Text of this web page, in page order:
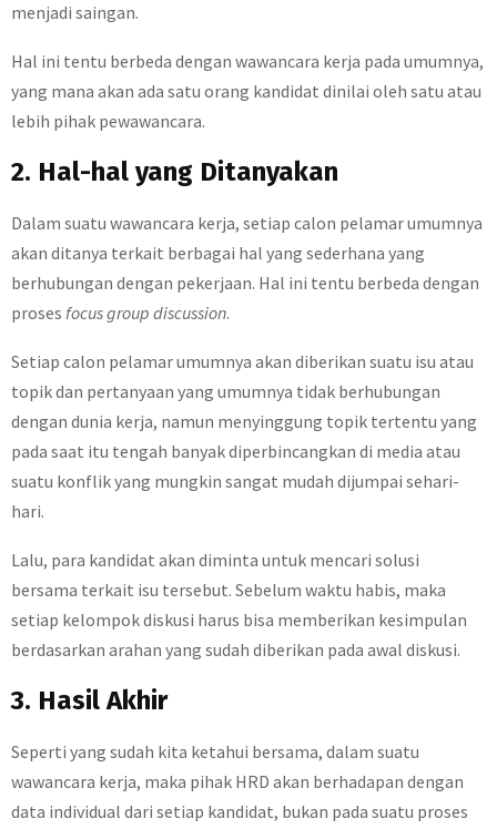
menjadi saingan.
Hal ini tentu berbeda dengan wawancara kerja pada umumnya,
yang mana akan ada satu orang kandidat dinilai oleh satu atau
lebih pihak pewawancara.
2. Hal-hal yang Ditanyakan
Dalam suatu wawancara kerja, setiap calon pelamar umumnya
akan ditanya terkait berbagai hal yang sederhana yang
berhubungan dengan pekerjaan. Hal ini tentu berbeda dengan
proses focus group discussion.
Setiap calon pelamar umumnya akan diberikan suatu isu atau
topik dan pertanyaan yang umumnya tidak berhubungan
dengan dunia kerja, namun menyinggung topik tertentu yang
pada saat itu tengah banyak diperbincangkan di media atau
suatu konflik yang mungkin sangat mudah dijumpai sehari-
hari.
Lalu, para kandidat akan diminta untuk mencari solusi
bersama terkait isu tersebut. Sebelum waktu habis, maka
setiap kelompok diskusi harus bisa memberikan kesimpulan
berdasarkan arahan yang sudah diberikan pada awal diskusi.
3. Hasil Akhir
Seperti yang sudah kita ketahui bersama, dalam suatu
wawancara kerja, maka pihak HRD akan berhadapan dengan
data individual dari setiap kandidat, bukan pada suatu proses